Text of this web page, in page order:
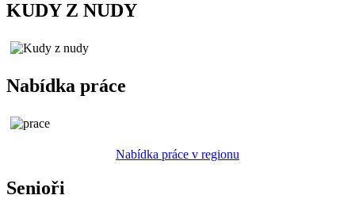
KUDY Z NUDY
Nabídka práce
Nabídka práce v regionu
Senioři